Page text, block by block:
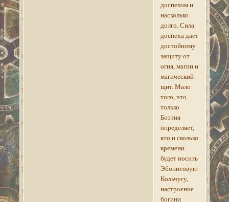
доспехом и
насколько
долго. Сила
доспеха дает
достойному
защиту от
огня, магии и
магический
щит. Мало
того, что
только
Боэтия
определяет,
кто и сколько
времени
будет носить
Эбонитовую
Кольчугу,
настроение
богини